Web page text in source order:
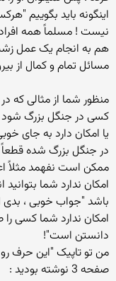
اینگونه باید بگوییم
نیست ! مسلماً همه
هم به انجام یک عمل
مسائل تمام و کمال از
منظور شما از مثالی که
کسی در جنگل بزرگ شود
یا امکان دارد به جای
در جنگل بزرگ شده
ممکن است نفهمد مثلاً
امکان ندارد شما
باشد "جواب خوبی ،
امکان ندارد شما کسی
دانستن است"!
صفحه 3 نوشته بودید :